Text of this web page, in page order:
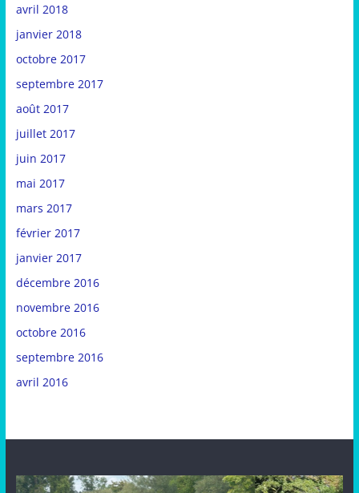
avril 2018
janvier 2018
octobre 2017
septembre 2017
août 2017
juillet 2017
juin 2017
mai 2017
mars 2017
février 2017
janvier 2017
décembre 2016
novembre 2016
octobre 2016
septembre 2016
avril 2016